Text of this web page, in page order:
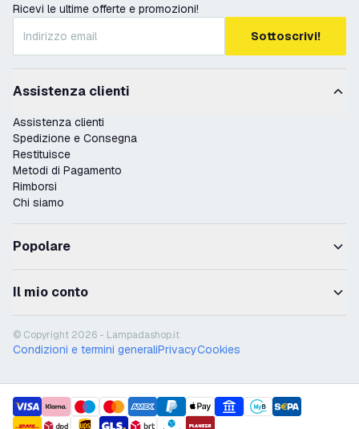
Ricevi le ultime offerte e promozioni!
Sottoscrivi!
Assistenza clienti
Assistenza clienti
Spedizione e Consegna
Restituisce
Metodi di Pagamento
Rimborsi
Chi siamo
Popolare
Il mio conto
© Copyright 2026 - Lampadashop.it
Condizioni e termini generaliPrivacyCookies
payment methods